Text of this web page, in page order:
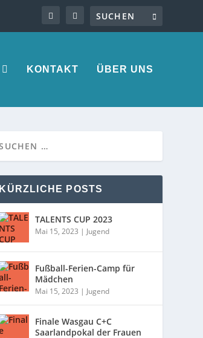
KONTAKT ÜBER UNS
KÜRZLICHE POSTS
TALENTS CUP 2023
Mai 15, 2023 | Jugend
Fußball-Ferien-Camp für
Mädchen
Mai 15, 2023 | Jugend
Finale Wasgau C+C
Saarlandpokal der Frauen